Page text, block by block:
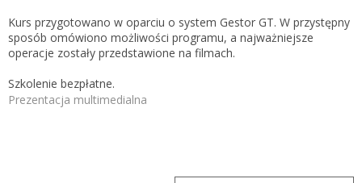
Zapomniałem hasła
Nie masz konta
Zarejestruj
Kurs przygotowano w oparciu o system Gestor GT. W przystępny
sposób omówiono możliwości programu, a najważniejsze
operacje zostały przedstawione na filmach.
Szkolenie bezpłatne.
Prezentacja multimedialna